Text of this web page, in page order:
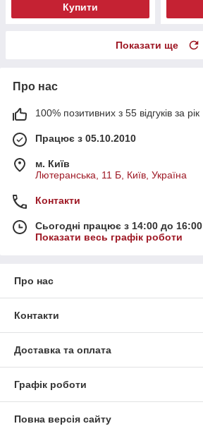
Купити
Показати ще
Про нас
100% позитивних з 55 відгуків за рік
Працює з 05.10.2010
м. Київ
Лютеранська, 11 Б, Київ, Україна
Контакти
Сьогодні працює з 14:00 до 16:00
Показати весь графік роботи
Про нас
Контакти
Доставка та оплата
Графік роботи
Повна версія сайту